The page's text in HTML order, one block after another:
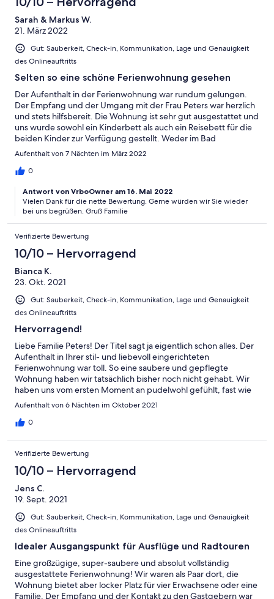
Sarah & Markus W.
21. März 2022
Gut: Sauberkeit, Check-in, Kommunikation, Lage und Genauigkeit
des Onlineauftritts
Selten so eine schöne Ferienwohnung gesehen
Der Aufenthalt in der Ferienwohnung war rundum gelungen.
Der Empfang und der Umgang mit der Frau Peters war herzlich
und stets hilfsbereit. Die Wohnung ist sehr gut ausgestattet und
uns wurde sowohl ein Kinderbett als auch ein Reisebett für die
beiden Kinder zur Verfügung gestellt. Weder im Bad
(Handtücher, Toilettenpapier, Reinigungsmittel etc.) noch in der
Reinigungsmittel, Willkommensgeschenk) hat irgendetwas
eingerichtete Ferienwohnung in die wir in Zukunft gerne
wieder einkehren!
Aufenthalt von 7 Nächten im März 2022
0
Antwort von VrboOwner am 16. Mai 2022
Vielen Dank für die nette Bewertung. Gerne würden wir Sie wieder
bei uns begrüßen. Gruß Familie
Verifizierte Bewertung
10/10 – Hervorragend
Bianca K.
23. Okt. 2021
Gut: Sauberkeit, Check-in, Kommunikation, Lage und Genauigkeit
des Onlineauftritts
Hervorragend!
Liebe Familie Peters! Der Titel sagt ja eigentlich schon alles. Der
Aufenthalt in Ihrer stil- und liebevoll eingerichteten
Ferienwohnung war toll. So eine saubere und gepflegte
Wohnung haben wir tatsächlich bisher noch nicht gehabt. Wir
haben uns vom ersten Moment an pudelwohl gefühlt, fast wie
zuhause. Für den herzlichen Empfang, die netten Gespräche
herzlich bedanken. Bleibt gesund! Liebe Grüße Familie Kupp
Aufenthalt von 6 Nächten im Oktober 2021
0
Verifizierte Bewertung
10/10 – Hervorragend
Jens C.
19. Sept. 2021
Gut: Sauberkeit, Check-in, Kommunikation, Lage und Genauigkeit
des Onlineauftritts
Idealer Ausgangspunkt für Ausflüge und Radtouren
Eine großzügige, super-saubere und absolut vollständig
ausgestattete Ferienwohnung! Wir waren als Paar dort, die
Wohnung bietet aber locker Platz für vier Erwachsene oder eine
Familie. Der Empfang und der Kontakt zu den Gastgebern war